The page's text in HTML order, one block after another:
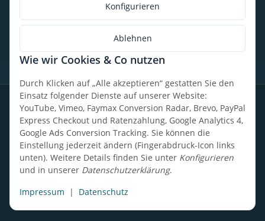
Konfigurieren
Ablehnen
Wie wir Cookies & Co nutzen
Durch Klicken auf „Alle akzeptieren“ gestatten Sie den
Einsatz folgender Dienste auf unserer Website:
YouTube, Vimeo, Faymax Conversion Radar, Brevo, PayPal
Express Checkout und Ratenzahlung, Google Analytics 4,
Google Ads Conversion Tracking. Sie können die
Einstellung jederzeit ändern (Fingerabdruck-Icon links
unten). Weitere Details finden Sie unter Konfigurieren
und in unserer Datenschutzerklärung.
Impressum
| Datenschutz
So findest du uns
* Alle Preise inkl. gesetzlicher USt., zzgl.Versand
Datenschutz Widerrufsrecht AGBImpressumSitemap
Design, Entwicklung & technische Betreuung: UpCode.ONE Sp.
Powered by